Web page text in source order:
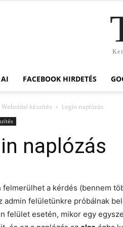
AI FACEBOOK HIRDETÉS
Weboldal készítés Login naplózás
naplózás
felmerülhet a kérdés (bennem
admin felületünkre próbálnak
felület esetén, mikor egy